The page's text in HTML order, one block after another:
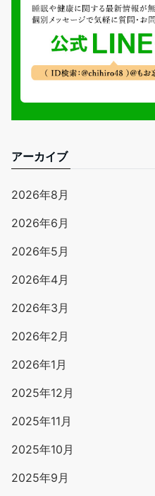
アーカイブ
2026年8月
2026年6月
2026年5月
2026年4月
2026年3月
2026年2月
2026年1月
2025年12月
2025年11月
2025年10月
2025年9月